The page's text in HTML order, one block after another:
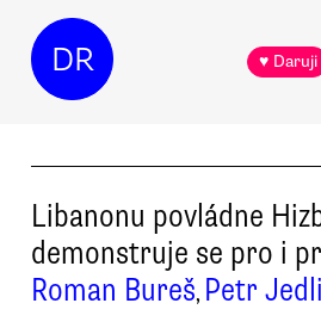
DR ♥ Daruji
Libanonu povládne
demonstruje se pro i
Roman Bureš, Petr